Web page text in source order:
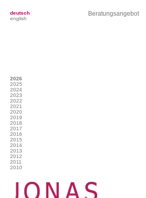
deutsch
english
Beratungsangebot
2026
2025
2024
2023
2022
2021
2020
2019
2018
2017
2016
2015
2014
2013
2012
2011
2010